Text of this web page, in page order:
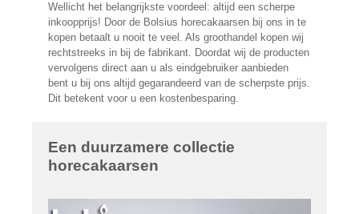
Wellicht het belangrijkste voordeel: altijd een scherpe
inkoopprijs! Door de Bolsius horecakaarsen bij ons in te
kopen betaalt u nooit te veel. Als groothandel kopen wij
rechtstreeks in bij de fabrikant. Doordat wij de producten
vervolgens direct aan u als eindgebruiker aanbieden
bent u bij ons altijd gegarandeerd van de scherpste prijs.
Dit betekent voor u een kostenbesparing.
Een duurzamere collectie
horecakaarsen